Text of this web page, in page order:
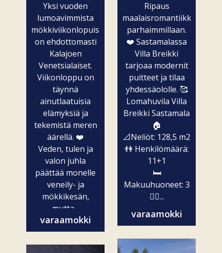
Yksi vuoden
lumoavimmista
mökkiviikonlopuista
on ehdottomasti
Kalajoen
Venetsialaiset.
Viikonloppu on
täynnä
ainutlaatuisia
elämyksiä ja
tekemistä meren
äärellä. ❤️
Veden, tulen ja
valon juhla
päättää monelle
veneily- ja
mökkikesän,
mutta...
varaamokki
Ripaus
maalaisromantiikkaa
parhaimmillaan.
❤️ Sastamalassa
Villa Breikki
tarjoaa modernit
puitteet ja tilaa
yhdessäololle. 🥰
Lomahuvila Villa
Breikki Sastamala
🏠
📐Neliöt: 128,5 m2
👫 Henkilömäärä:
11+1
🛏️
Makuuhuoneet: 3
🧖‍♀️...
varaamokki